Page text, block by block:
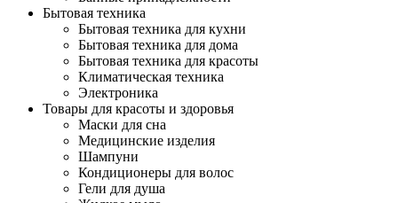
Бытовая техника
Бытовая техника для кухни
Бытовая техника для дома
Бытовая техника для красоты
Климатическая техника
Электроника
Товары для красоты и здоровья
Маски для сна
Медицинские изделия
Шампуни
Кондиционеры для волос
Гели для душа